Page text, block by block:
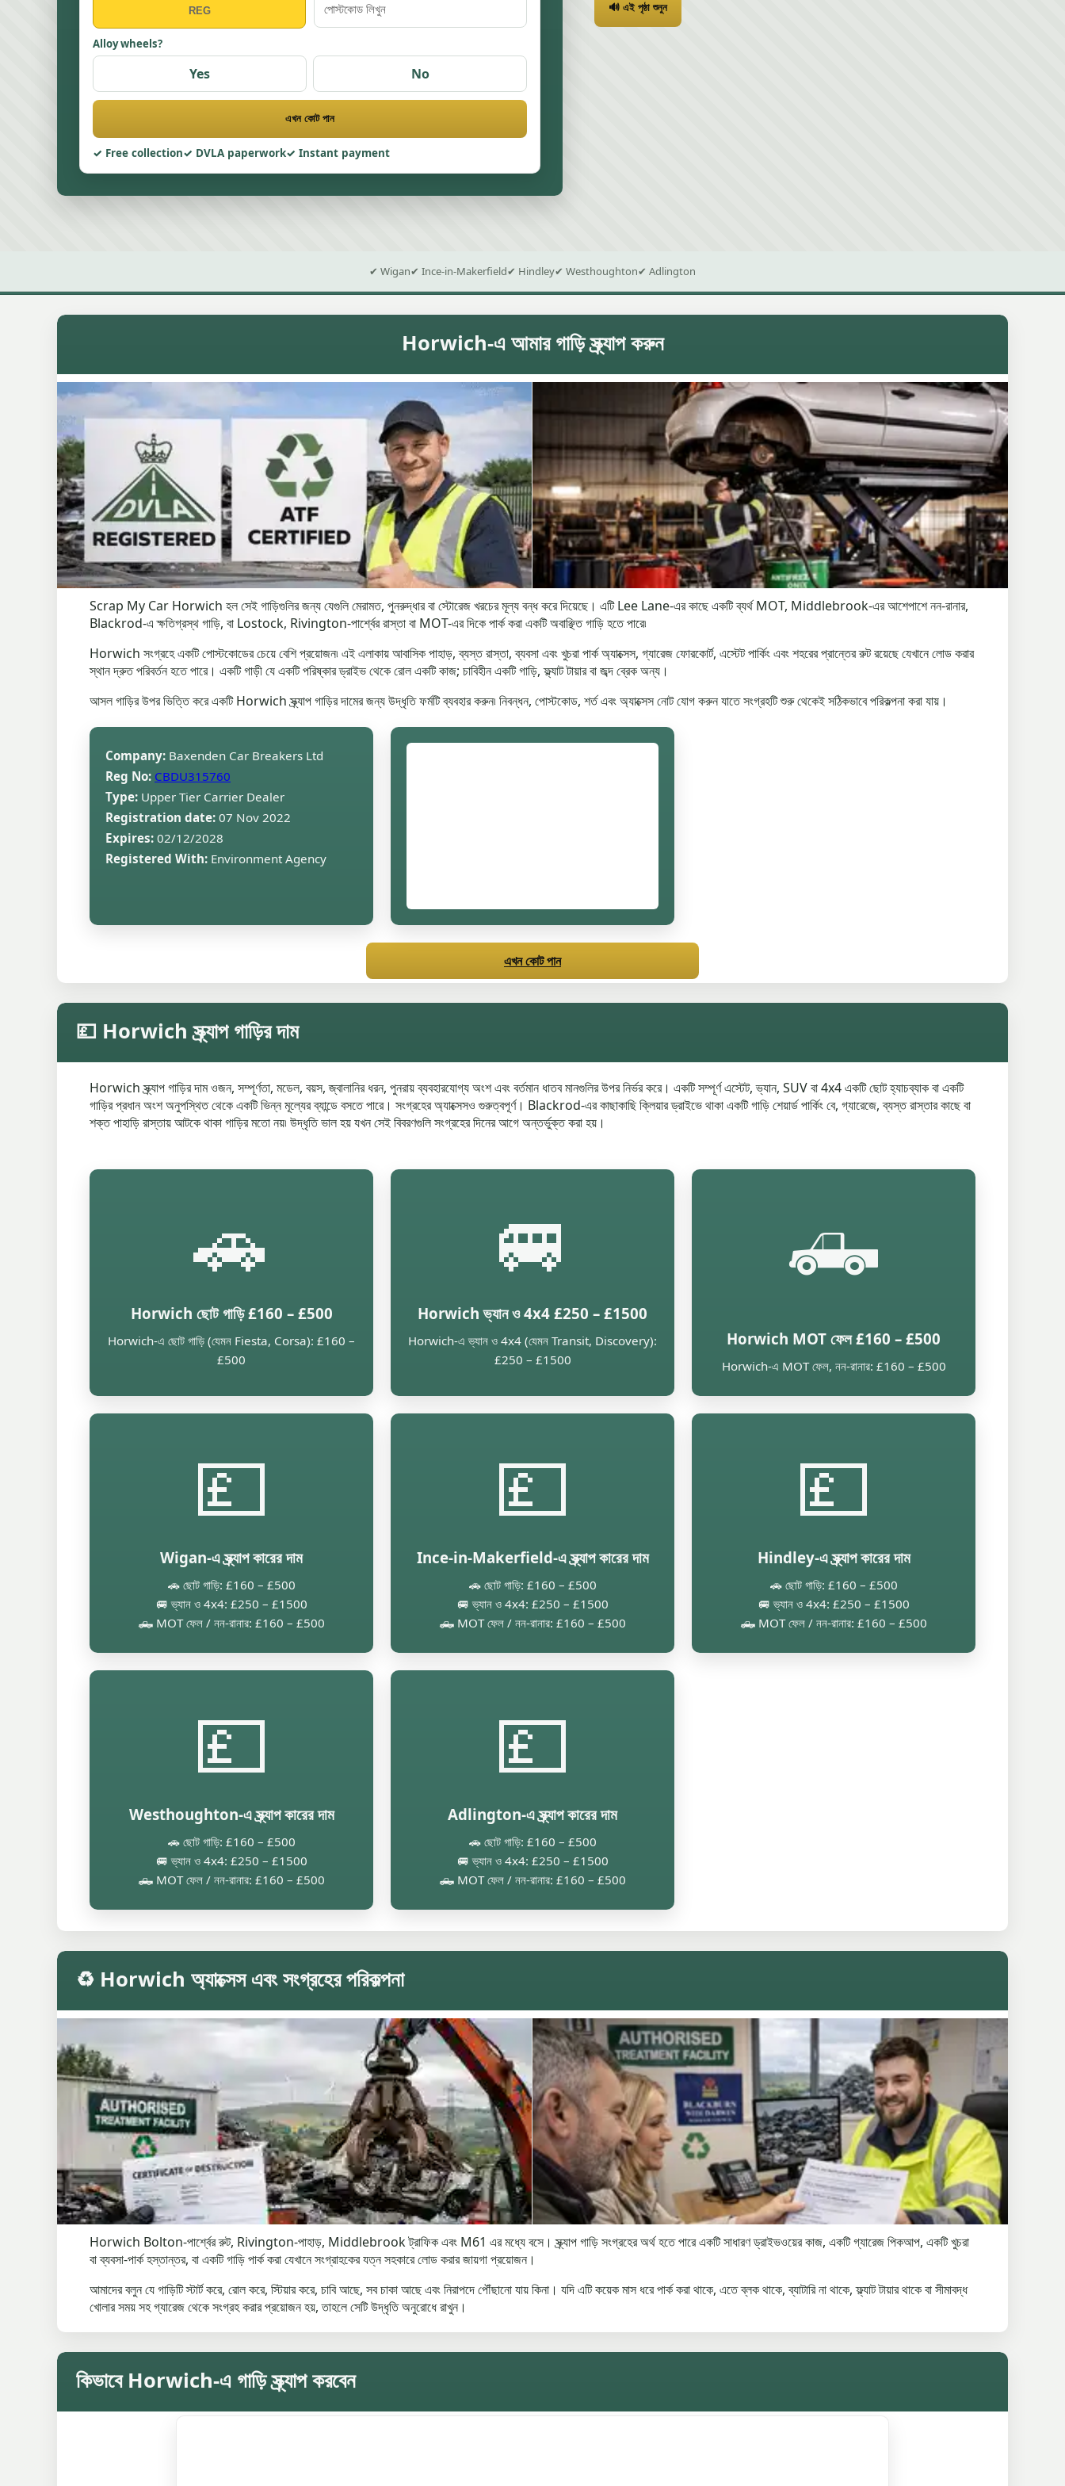
Alloy wheels?
Yes No
এখন কোট পান
Free collection DVLA paperwork Instant payment
🔊 এই পৃষ্ঠা শুনুন
✔ Wigan✔ Ince-in-Makerfield✔ Hindley✔ Westhoughton✔ Adlington
Horwich-এ আমার গাড়ি স্ক্র্যাপ করুন
Scrap My Car Horwich হল সেই গাড়িগুলির জন্য যেগুলি মেরামত, পুনরুদ্ধার বা স্টোরেজ খরচের মূল্য বন্ধ করে দিয়েছে। এটি Lee Lane-এর কাছে একটি ব্যর্থ MOT, Middlebrook-এর আশেপাশে নন-রানার,
Blackrod-এ ক্ষতিগ্রস্থ গাড়ি, বা Lostock, Rivington-পার্শ্বের রাস্তা বা MOT-এর দিকে পার্ক করা একটি অবাঞ্ছিত গাড়ি হতে পারে৷
Horwich সংগ্রহে একটি পোস্টকোডের চেয়ে বেশি প্রয়োজন৷ এই এলাকায় আবাসিক পাহাড়, ব্যস্ত রাস্তা, ব্যবসা এবং খুচরা পার্ক অ্যাক্সেস, গ্যারেজ ফোরকোর্ট, এস্টেট পার্কিং এবং শহরের প্রান্তের রুট রয়েছে যেখানে লোড করার
স্থান দ্রুত পরিবর্তন হতে পারে। একটি গাড়ী যে একটি পরিষ্কার ড্রাইভ থেকে রোল একটি কাজ; চাবিহীন একটি গাড়ি, ফ্ল্যাট টায়ার বা জব্দ ব্রেক অন্য।
আসল গাড়ির উপর ভিত্তি করে একটি Horwich স্ক্র্যাপ গাড়ির দামের জন্য উদ্ধৃতি ফর্মটি ব্যবহার করুন৷ নিবন্ধন, পোস্টকোড, শর্ত এবং অ্যাক্সেস নোট যোগ করুন যাতে সংগ্রহটি শুরু থেকেই সঠিকভাবে পরিকল্পনা করা যায়।
Company: Baxenden Car Breakers Ltd
Reg No: CBDU315760
Type: Upper Tier Carrier Dealer
Registration date: 07 Nov 2022
Expires: 02/12/2028
Registered With: Environment Agency
এখন কোট পান
💷 Horwich স্ক্র্যাপ গাড়ির দাম
Horwich স্ক্র্যাপ গাড়ির দাম ওজন, সম্পূর্ণতা, মডেল, বয়স, জ্বালানির ধরন, পুনরায় ব্যবহারযোগ্য অংশ এবং বর্তমান ধাতব মানগুলির উপর নির্ভর করে। একটি সম্পূর্ণ এস্টেট, ভ্যান, SUV বা 4x4 একটি ছোট হ্যাচব্যাক বা একটি
গাড়ির প্রধান অংশ অনুপস্থিত থেকে একটি ভিন্ন মূল্যের ব্যান্ডে বসতে পারে। সংগ্রহের অ্যাক্সেসও গুরুত্বপূর্ণ। Blackrod-এর কাছাকাছি ক্লিয়ার ড্রাইভে থাকা একটি গাড়ি শেয়ার্ড পার্কিং বে, গ্যারেজে, ব্যস্ত রাস্তার কাছে বা
শক্ত পাহাড়ি রাস্তায় আটকে থাকা গাড়ির মতো নয়৷ উদ্ধৃতি ভাল হয় যখন সেই বিবরণগুলি সংগ্রহের দিনের আগে অন্তর্ভুক্ত করা হয়।
🚗
Horwich ছোট গাড়ি £160 – £500
Horwich-এ ছোট গাড়ি (যেমন Fiesta, Corsa): £160 –
£500
🚐
Horwich ভ্যান ও 4x4 £250 – £1500
Horwich-এ ভ্যান ও 4x4 (যেমন Transit, Discovery):
£250 – £1500
🛻
Horwich MOT ফেল £160 – £500
Horwich-এ MOT ফেল, নন-রানার: £160 – £500
💷
Wigan-এ স্ক্র্যাপ কারের দাম
🚗 ছোট গাড়ি: £160 – £500
🚐 ভ্যান ও 4x4: £250 – £1500
🛻 MOT ফেল / নন-রানার: £160 – £500
💷
Ince-in-Makerfield-এ স্ক্র্যাপ কারের দাম
🚗 ছোট গাড়ি: £160 – £500
🚐 ভ্যান ও 4x4: £250 – £1500
🛻 MOT ফেল / নন-রানার: £160 – £500
💷
Hindley-এ স্ক্র্যাপ কারের দাম
🚗 ছোট গাড়ি: £160 – £500
🚐 ভ্যান ও 4x4: £250 – £1500
🛻 MOT ফেল / নন-রানার: £160 – £500
💷
Westhoughton-এ স্ক্র্যাপ কারের দাম
🚗 ছোট গাড়ি: £160 – £500
🚐 ভ্যান ও 4x4: £250 – £1500
🛻 MOT ফেল / নন-রানার: £160 – £500
💷
Adlington-এ স্ক্র্যাপ কারের দাম
🚗 ছোট গাড়ি: £160 – £500
🚐 ভ্যান ও 4x4: £250 – £1500
🛻 MOT ফেল / নন-রানার: £160 – £500
♻️ Horwich অ্যাক্সেস এবং সংগ্রহের পরিকল্পনা
Horwich Bolton-পার্শ্বের রুট, Rivington-পাহাড়, Middlebrook ট্রাফিক এবং M61 এর মধ্যে বসে। স্ক্র্যাপ গাড়ি সংগ্রহের অর্থ হতে পারে একটি সাধারণ ড্রাইভওয়ের কাজ, একটি গ্যারেজ পিকআপ, একটি খুচরা
বা ব্যবসা-পার্ক হস্তান্তর, বা একটি গাড়ি পার্ক করা যেখানে সংগ্রাহকের যত্ন সহকারে লোড করার জায়গা প্রয়োজন।
আমাদের বলুন যে গাড়িটি স্টার্ট করে, রোল করে, স্টিয়ার করে, চাবি আছে, সব চাকা আছে এবং নিরাপদে পৌঁছানো যায় কিনা। যদি এটি কয়েক মাস ধরে পার্ক করা থাকে, এতে ব্লক থাকে, ব্যাটারি না থাকে, ফ্ল্যাট টায়ার থাকে বা সীমাবদ্ধ
খোলার সময় সহ গ্যারেজ থেকে সংগ্রহ করার প্রয়োজন হয়, তাহলে সেটি উদ্ধৃতি অনুরোধে রাখুন।
কিভাবে Horwich-এ গাড়ি স্ক্র্যাপ করবেন